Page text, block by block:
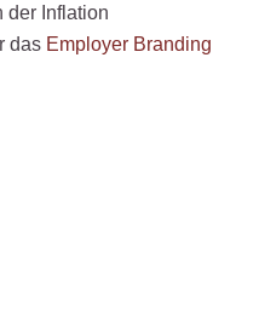
der Inflation
das Employer Branding